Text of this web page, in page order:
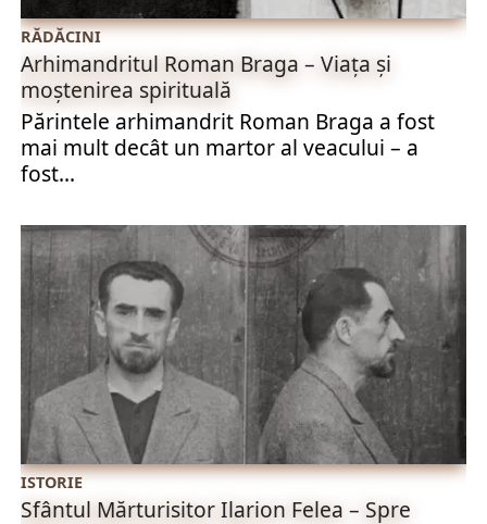
RĂDĂCINI
Arhimandritul Roman Braga – Viața și
moștenirea spirituală
Părintele arhimandrit Roman Braga a fost
mai mult decât un martor al veacului – a
fost...
ISTORIE
Sfântul Mărturisitor Ilarion Felea – Spre